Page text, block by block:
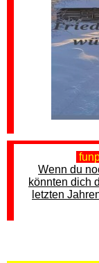
Wenn du
könnten dich
letzten